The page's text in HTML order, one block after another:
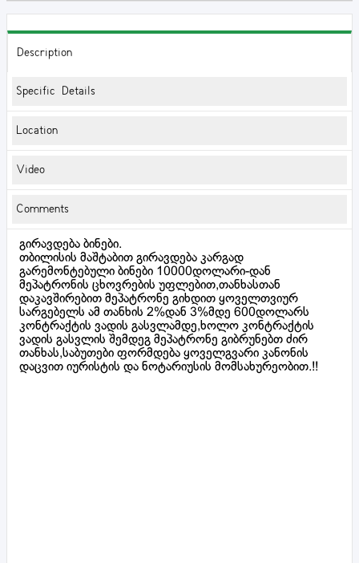
Description
Specific Details
Location
Video
Comments
გირავდება ბინები.
თბილისის მაშტაბით გირავდება კარგად
გარემონტებული ბინები 10000დოლარი-დან
მეპატრონის ცხოვრების უფლებით,თანხასთან
დაკავშირებით მეპატრონე გიხდით ყოველთვიურ
სარგებელს ამ თანხის 2%დან 3%მდე 600დოლარს
კონტრაქტის ვადის გასვლამდე,ხოლო კონტრაქტის
ვადის გასვლის შემდეგ მეპატრონე გიბრუნებთ ძირ
თანხას,საბუთები ფორმდება ყოველგვარი კანონის
დაცვით იურისტის და ნოტარიუსის მომსახურეობით.!!